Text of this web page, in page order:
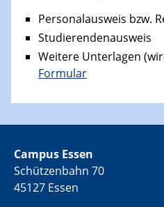
Personalausweis bzw.
Studierendenausweis
Weitere Unterlagen
Formular
Campus Essen
Schützenbahn 70
45127 Essen